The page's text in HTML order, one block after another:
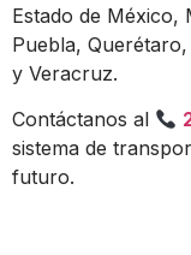
Estado de México,
Puebla,
y Veracruz.
Contáctanos al
sistema de
futuro.